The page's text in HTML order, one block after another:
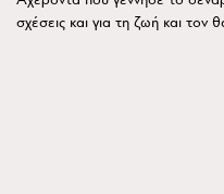
σχέσεις και για τη ζωή και τον